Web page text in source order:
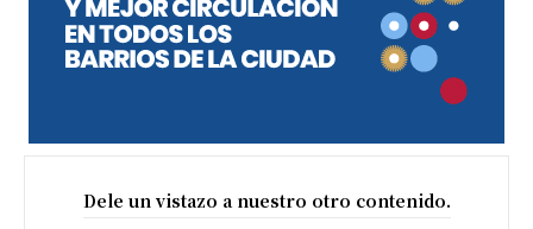
Dele un vistazo a nuestro otro contenido.